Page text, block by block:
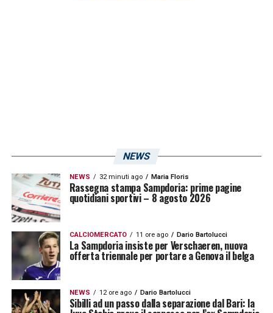
NEWS
NEWS 32 minuti ago Maria Floris
Rassegna stampa Sampdoria: prime pagine
quotidiani sportivi – 8 agosto 2026
CALCIOMERCATO 11 ore ago Dario Bartolucci
La Sampdoria insiste per Verschaeren, nuova
offerta triennale per portare a Genova il belga
NEWS 12 ore ago Dario Bartolucci
Sibilli ad un passo dalla separazione dal Bari: la